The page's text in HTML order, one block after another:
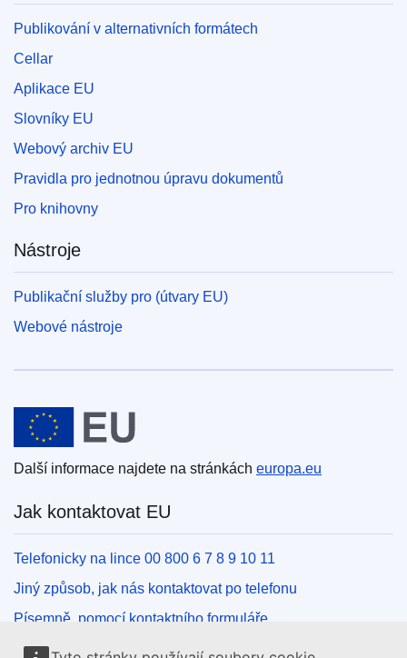
Publikování v alternativních formátech
Cellar
Aplikace EU
Slovníky EU
Webový archiv EU
Pravidla pro jednotnou úpravu dokumentů
Pro knihovny
Nástroje
Publikační služby pro (útvary EU)
Webové nástroje
Evropská unie
Další informace najdete na stránkách europa.eu
Jak kontaktovat EU
Telefonicky na lince 00 800 6 7 8 9 10 11
Jiný způsob, jak nás kontaktovat po telefonu
Písemně, pomocí kontaktního formuláře
Osobně, v kontaktním místě EU